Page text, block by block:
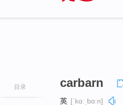
目录 carbarn
英 [ˈkɑːˌbɑːn]